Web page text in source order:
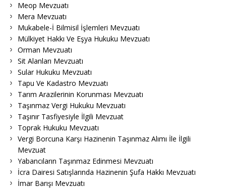
Meop Mevzuatı
Mera Mevzuatı
Mukabele-İ Bilmisil İşlemleri Mevzuatı
Mülkiyet Hakkı Ve Eşya Hukuku Mevzuatı
Orman Mevzuatı
Sit Alanları Mevzuatı
Sular Hukuku Mevzuatı
Tapu Ve Kadastro Mevzuatı
Tarım Arazilerinin Korunması Mevzuatı
Taşınmaz Vergi Hukuku Mevzuatı
Taşınır Tasfiyesiyle İlgili Mevzuat
Toprak Hukuku Mevzuatı
Vergi Borcuna Karşı Hazinenin Taşınmaz Alımı İle İlgili
Mevzuat
Yabancıların Taşınmaz Edinmesi Mevzuatı
İcra Dairesi Satışlarında Hazinenin Şufa Hakkı Mevzuatı
İmar Barışı Mevzuatı